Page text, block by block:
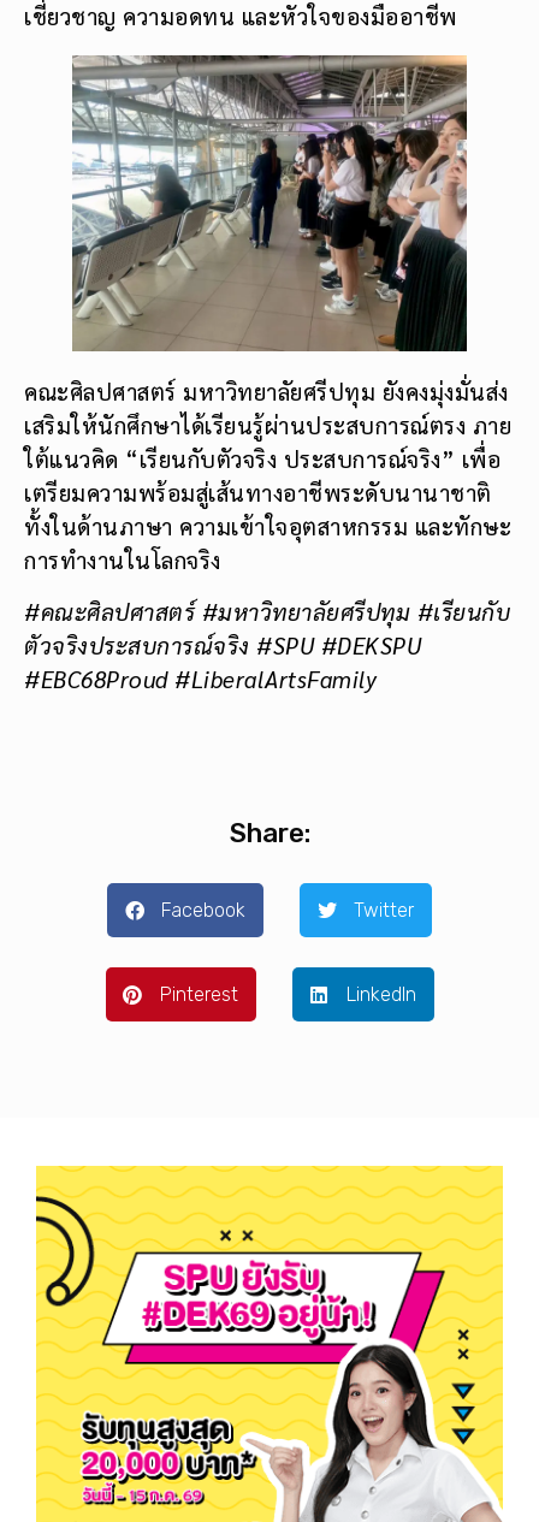
เชี่ยวชาญ ความอดทน และหัวใจของมืออาชีพ
คณะศิลปศาสตร์ มหาวิทยาลัยศรีปทุม ยังคงมุ่งมั่นส่ง
เสริมให้นักศึกษาได้เรียนรู้ผ่านประสบการณ์ตรง ภาย
ใต้แนวคิด “เรียนกับตัวจริง ประสบการณ์จริง” เพื่อ
เตรียมความพร้อมสู่เส้นทางอาชีพระดับนานาชาติ
ทั้งในด้านภาษา ความเข้าใจอุตสาหกรรม และทักษะ
การทำงานในโลกจริง
#คณะศิลปศาสตร์ #มหาวิทยาลัยศรีปทุม #เรียนกับ
ตัวจริงประสบการณ์จริง #SPU #DEKSPU
#EBC68Proud #LiberalArtsFamily
Share:
Facebook Twitter
Pinterest LinkedIn